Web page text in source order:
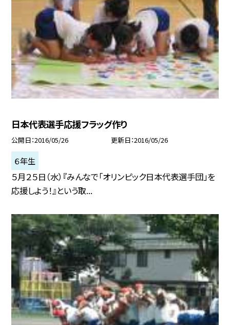
日本代表選手応援フラッグ作り
公開日 2016/05/26 更新日 2016/05/26
６年生
５月２５日（水）『みんなで「オリンピック日本代表選手団」を
応援しよう！』という取...